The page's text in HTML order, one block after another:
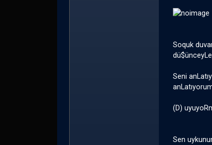
Soquk
Seni
(D)
Sen